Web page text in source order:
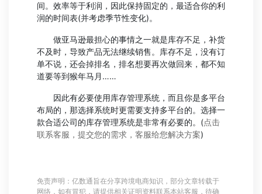
间。效率等于利润，因此保持固定的，最适合你的利
润的时间表(并考虑季节性变化)。
做亚马逊最担心的事情之一就是库存不足，补货
不及时，导致产品无法继续销售。库存不足，没有订
单不说，还会掉排名，排名想要再次做回来，都不知
道要等到猴年马月……
因此有必要使用库存管理系统，而且你是多平台
布局的，那选择系统时更需要支持多平台的。选择一
款合适公司的库存管理系统是非常有必要的。(点击
联系客服，提交您的需求，客服给您解决方案)
免责声明：亿数通旨在分享跨境电商知识，部分文章转载于
网络，如有冒犯，请提供相关证明资料联系本站客服，待确